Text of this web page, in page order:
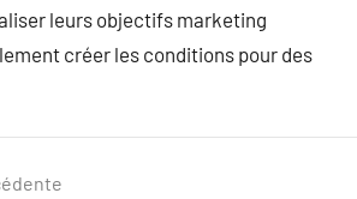
leurs objectifs marketing
créer les conditions pour des